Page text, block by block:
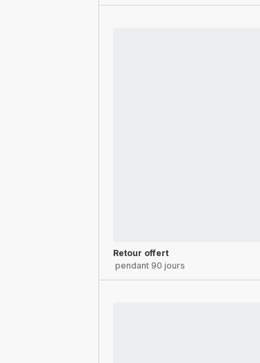
Retour offert
pendant 90 jours